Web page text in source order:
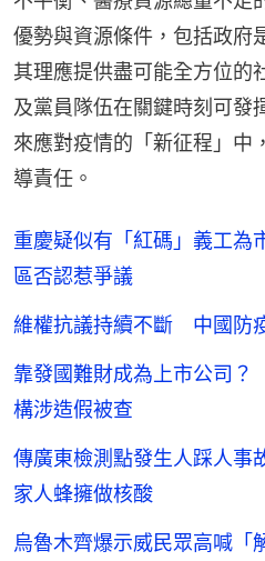
優勢與資源條件，包括政府
其理應提供盡可能全方位的
及黨員隊伍在關鍵時刻可發
來應對疫情的「新征程」中
導責任。
重慶疑似有「紅碼」義工
區否認惹爭議
維權抗議持續不斷 中國防
靠發國難財成為上市公司
構涉造假被查
傳廣東檢測點發生人踩人
家人蜂擁做核酸
烏魯木齊爆示威民眾高喊